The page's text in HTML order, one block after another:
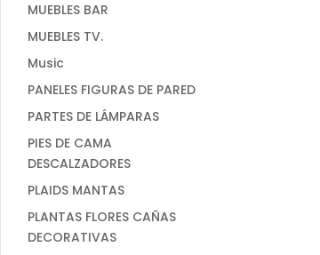
MUEBLES BAR
MUEBLES TV.
Music
PANELES FIGURAS DE PARED
PARTES DE LÁMPARAS
PIES DE CAMA
DESCALZADORES
PLAIDS MANTAS
PLANTAS FLORES CAÑAS
DECORATIVAS